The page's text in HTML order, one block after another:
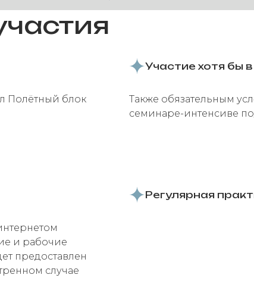
Полётный блок
Участие хотя бы
Также обязательным
семинаре-интенсиве
и рабочие
предоставлен
случае
Регулярная